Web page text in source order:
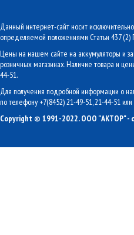
Данный интернет-сайт носит
определяемой положениями Статьи 437
Цены на нашем сайте на аккумуляторы и
розничных магазинах. Наличие товара и
44-51.
Для получения подробной информации о
по телефону +7(8452) 21-49-51, 21-44-51 или
Copyright © 1991-2022. ООО "АКТОР" -